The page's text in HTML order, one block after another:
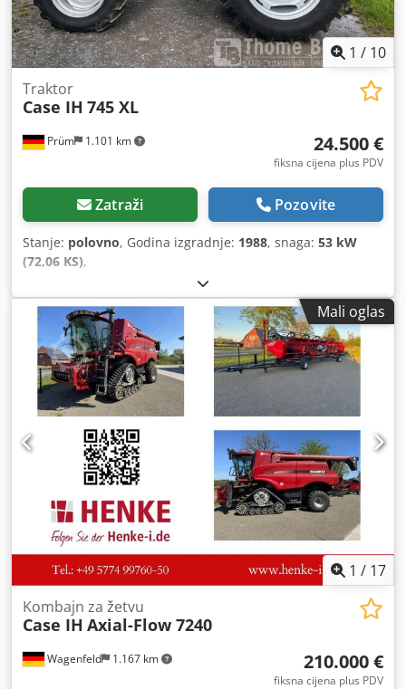
1 / 10
Prüm 1.101 km
Traktor
Case IH 745 XL
24.500 €
fiksna cijena plus PDV
Zatraži Pozovite
Stanje: polovno, Godina izgradnje: 1988, snaga: 53 kW
(72,06 KS),
Mali oglas
1 / 17
Wagenfeld 1.167 km
Kombajn za žetvu
Case IH Axial-Flow 7240
210.000 €
fiksna cijena plus PDV